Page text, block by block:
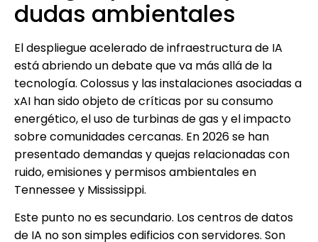
dudas ambientales
El despliegue acelerado de infraestructura de IA
está abriendo un debate que va más allá de la
tecnología. Colossus y las instalaciones asociadas a
xAI han sido objeto de críticas por su consumo
energético, el uso de turbinas de gas y el impacto
sobre comunidades cercanas. En 2026 se han
presentado demandas y quejas relacionadas con
ruido, emisiones y permisos ambientales en
Tennessee y Mississippi.
Este punto no es secundario. Los centros de datos
de IA no son simples edificios con servidores. Son